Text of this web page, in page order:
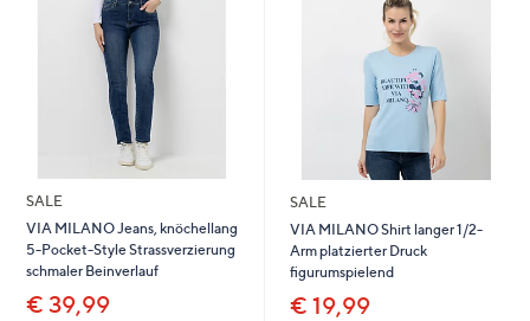
SALE
VIA MILANO Jeans, knöchellang
5-Pocket-Style Strassverzierung
schmaler Beinverlauf
€ 39,99
SALE
VIA MILANO Shirt langer 1/2-
Arm platzierter Druck
figurumspielend
€ 19,99